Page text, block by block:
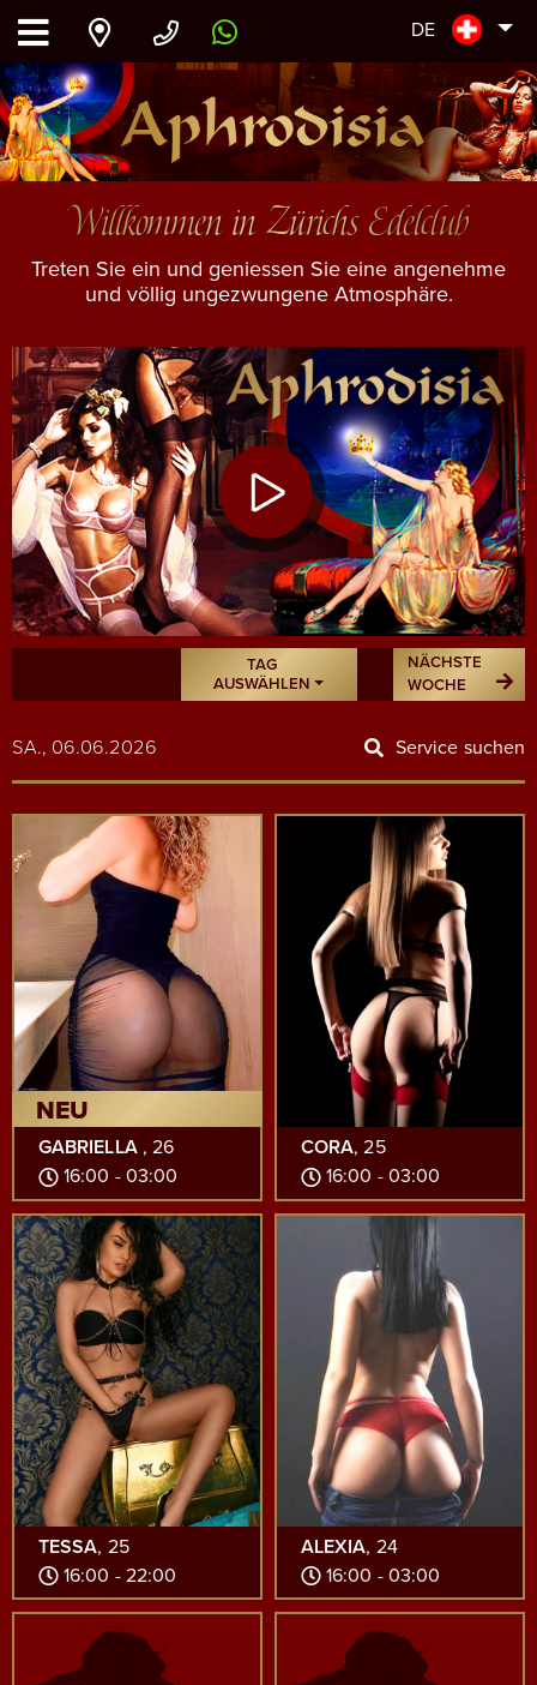
DE
Willkommen in Zürichs Edelclub
Treten Sie ein und geniessen Sie eine angenehme
und völlig ungezwungene Atmosphäre.
TAG
AUSWÄHLEN
NÄCHSTE
WOCHE
SA., 06.06.2026 Service suchen
NEU
GABRIELLA , 26
16:00 - 03:00
CORA, 25
16:00 - 03:00
TESSA, 25
16:00 - 22:00
ALEXIA, 24
16:00 - 03:00